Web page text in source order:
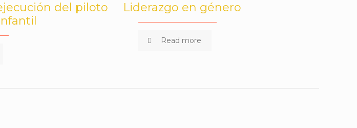
del piloto
Liderazgo en género
Read more